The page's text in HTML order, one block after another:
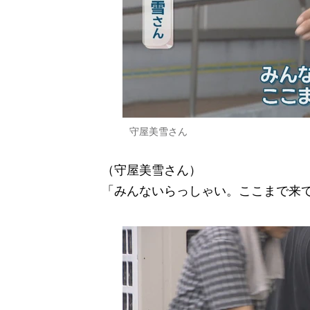
守屋美雪さん
（守屋美雪さん）
「みんないらっしゃい。ここまで来